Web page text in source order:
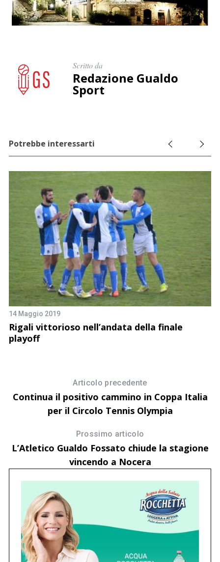
Scritto da
Redazione Gualdo
Sport
Potrebbe interessarti
14 Maggio 2019
Rigali vittorioso nell’andata della finale
playoff
Articolo precedente
Continua il positivo cammino in Coppa Italia
per il Circolo Tennis Olympia
Prossimo articolo
L’Atletico Gualdo Fossato chiude la stagione
vincendo a Nocera